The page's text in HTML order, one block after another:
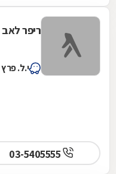
ריפר לאב
י.ל. פרץ 31, תל אביב